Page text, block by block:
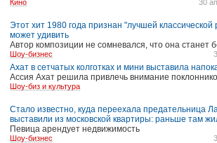
Кино 30
Этот хит 1980 года признан "лучшей
может удивить
Автор композиции не сомневался, что она станет
Шоу-бизнес
Ахат в сетчатых колготках и мини выставила
Ассия Ахат решила привлечь внимание
Шоу-биз и культура
Стало известно, куда переехала предательница
выставили из московской квартиры: раньше там
Певица арендует недвижимость
Шоу-бизнес